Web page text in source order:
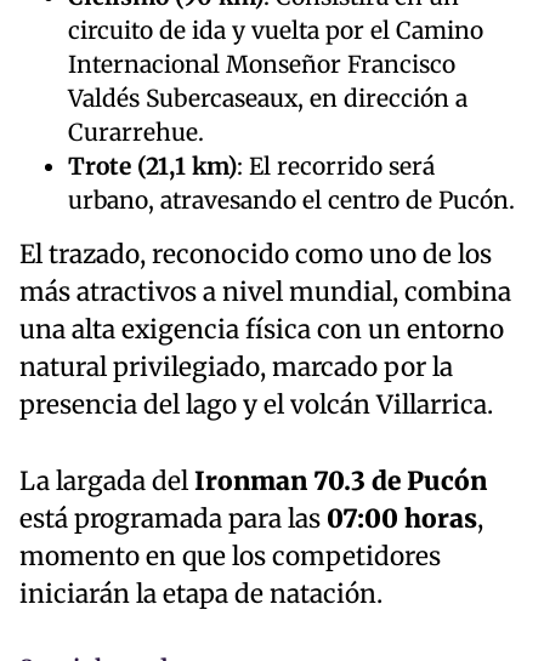
circuito de ida y vuelta por el Camino
Internacional Monseñor Francisco
Valdés Subercaseaux, en dirección a
Curarrehue.
Trote (21,1 km): El recorrido será
urbano, atravesando el centro de Pucón.
El trazado, reconocido como uno de los
más atractivos a nivel mundial, combina
una alta exigencia física con un entorno
natural privilegiado, marcado por la
presencia del lago y el volcán Villarrica.
La largada delIronman 70.3 de Pucón
está programada para las 07:00 horas,
momento en que los competidores
iniciarán la etapa de natación.